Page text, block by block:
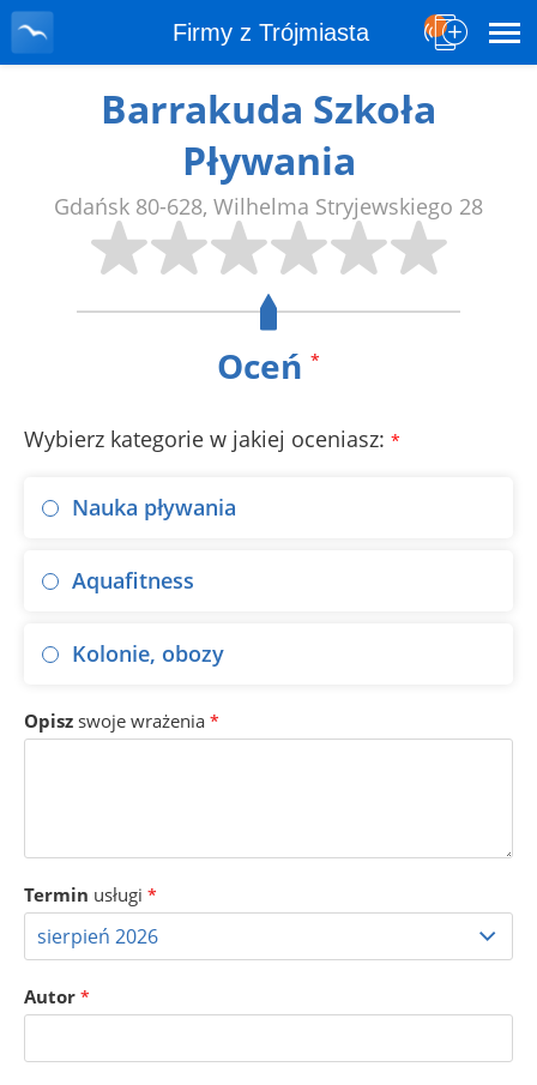
Firmy z Trójmiasta
Barrakuda Szkoła
Pływania
Gdańsk 80-628, Wilhelma Stryjewskiego 28
Oceń *
Wybierz kategorie w jakiej oceniasz: *
Nauka pływania
Aquafitness
Kolonie, obozy
Opisz swoje wrażenia *
Termin usługi *
Autor *